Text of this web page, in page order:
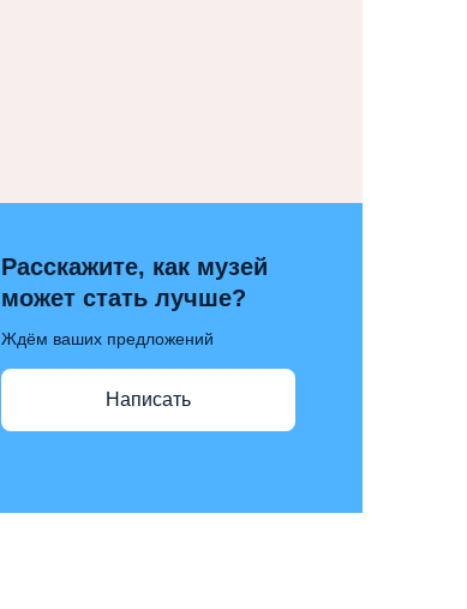
Расскажите, как музей
может стать лучше?
Ждём ваших предложений
Написать